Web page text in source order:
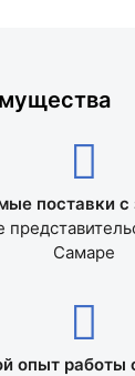
поставки с
Самаре
опыт работы